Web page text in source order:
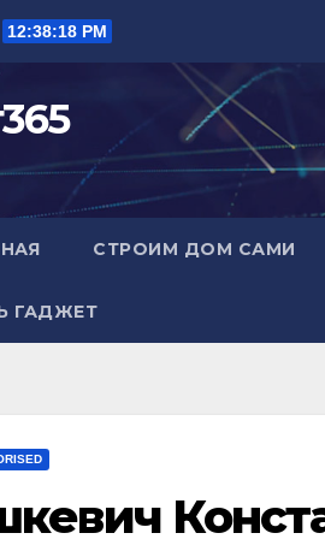
12:38:19 PM
СТРОИМ ДОМ САМИ
ГАДЖЕТ